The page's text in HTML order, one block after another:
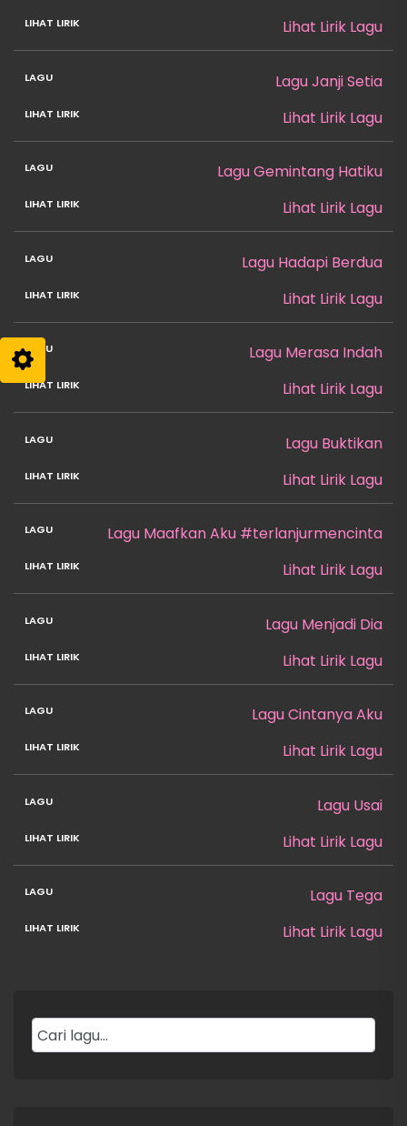
Lihat Lirik Lagu
Lagu Janji Setia
Lihat Lirik Lagu
Lagu Gemintang Hatiku
Lihat Lirik Lagu
Lagu Hadapi Berdua
Lihat Lirik Lagu
Lagu Merasa Indah
Lihat Lirik Lagu
Lagu Buktikan
Lihat Lirik Lagu
Lagu Maafkan Aku #terlanjurmencinta
Lihat Lirik Lagu
Lagu Menjadi Dia
Lihat Lirik Lagu
Lagu Cintanya Aku
Lihat Lirik Lagu
Lagu Usai
Lihat Lirik Lagu
Lagu Tega
Lihat Lirik Lagu